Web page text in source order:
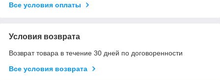
Все условия оплаты
Условия возврата
Возврат товара в течение 30 дней по договоренности
Все условия возврата